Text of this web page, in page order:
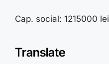
Cap. social: 1215000 lei
Translate